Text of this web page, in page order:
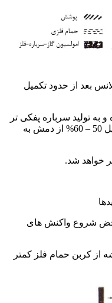
بعد از حدود تکمیل
تولید سرباره پفکی تر
کمک می کند. ارتفاع سرباره بعد از تکمیل 50 – 60% از دمش به
خواهد شد.
شروع واکنش های
از کربن حمام فلز کمتر